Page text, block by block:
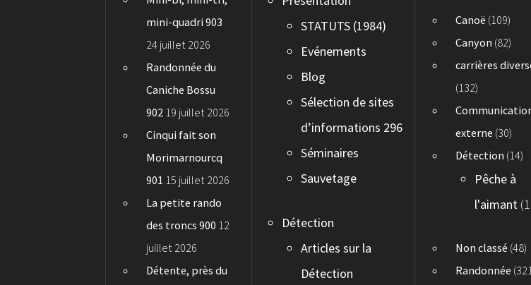
mini-quadri 903
24 juillet 2026
Randonnée du
Caniche Bossu
902 19 juillet 2026
Cinqui fait son
Morimarnourcq
901 15 juillet 2026
La petite rando
des troncs 900 12
juillet 2026
Détente, près du
STATUTS (1984)
Evénements
Blog
Sélection de sites
d’informations 296
Séminaires
Sauvetage
Détection
Articles sur la
Détection
Canoë (109)
Canyon (82)
carrières
(132)
externe (30)
Détection (14)
Pêche à
l'aimant
Non classé (48)
Randonnée